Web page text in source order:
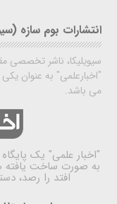
انتشارات بوم سازه
سیویلیکا، ناشر تخصصی
"اخبارعلمی" به عنوان
می باشد.
"اخبار علمی" یک
به صورت ساخت یافته
افتد را رصد،